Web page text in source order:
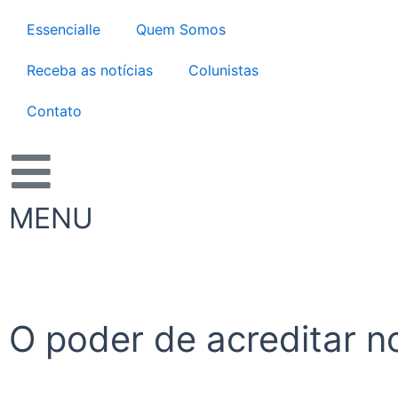
para
conteúdo
Essencialle Quem Somos
Receba as notícias Colunistas
Contato
MENU
O poder de acreditar